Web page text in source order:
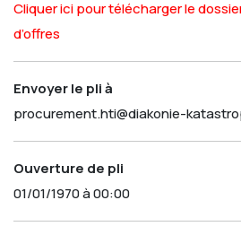
Cliquer ici pour télécharger le
d’offres
Envoyer le pli à
procurement.hti@diakonie-
Ouverture de pli
01/01/1970 à 00:00